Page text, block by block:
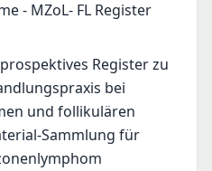
- MZoL- FL Register
Register zu
bei
und follikulären
Sammlung für